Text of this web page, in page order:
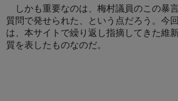
しかも重要なのは、梅村議員のこの暴
質問で発せられた、という点だろう。今
は、本サイトで繰り返し指摘してきた維
質を表したものなのだ。